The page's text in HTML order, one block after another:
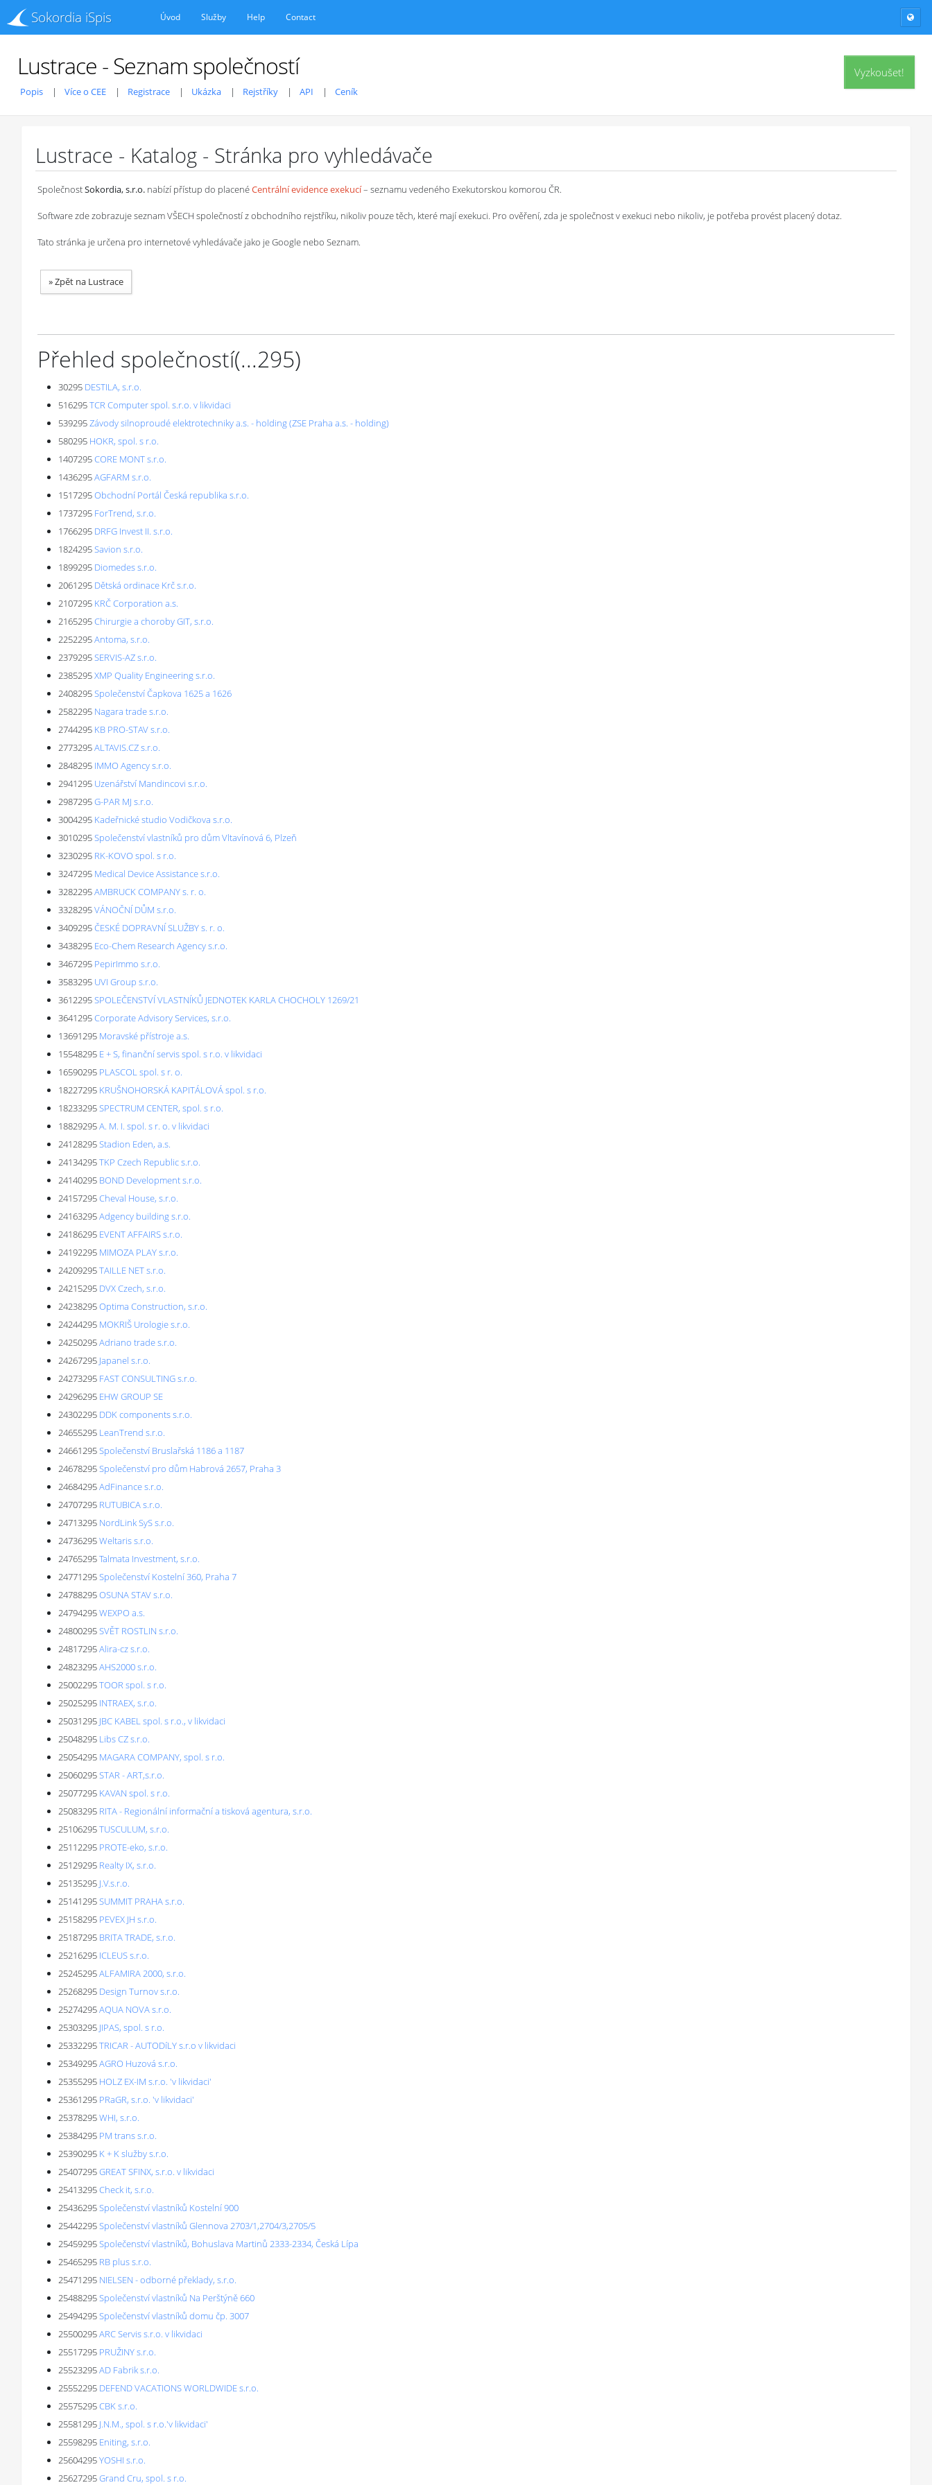
Sokordia iSpis Úvod Služby Help Contact
Vyzkoušet!
Lustrace - Seznam společností
Popis Více o CEE Registrace Ukázka Rejstříky API Ceník
Lustrace - Katalog - Stránka pro vyhledávače
SpolečnostSokordia, s.r.o. nabízí přístup do placenéCentrální evidence exekucí– seznamu vedeného Exekutorskou komorou ČR.
Software zde zobrazuje seznam VŠECH společností z obchodního rejstříku, nikoliv pouze těch, které mají exekuci. Pro ověření, zda je společnost v exekuci nebo nikoliv, je potřeba provést placený dotaz.
Tato stránka je určena pro internetové vyhledávače jako je Google nebo Seznam.
»Zpět na Lustrace
Přehled společností(...295)
30295 DESTILA, s.r.o.
516295TCR Computer spol. s.r.o. v likvidaci
539295Závody silnoproudé elektrotechniky a.s. - holding (ZSE Praha a.s. - holding)
580295 HOKR, spol. s r.o.
1407295CORE MONT s.r.o.
1436295AGFARM s.r.o.
1517295Obchodní Portál Česká republika s.r.o.
1737295 ForTrend, s.r.o.
1766295 DRFG Invest II. s.r.o.
1824295Savion s.r.o.
1899295 Diomedes s.r.o.
2061295 Dětská ordinace Krč s.r.o.
2107295 KRČ Corporation a.s.
2165295Chirurgie a choroby GIT, s.r.o.
2252295Antoma, s.r.o.
2379295SERVIS-AZ s.r.o.
2385295XMP Quality Engineering s.r.o.
2408295Společenství Čapkova 1625 a 1626
2582295 Nagara trade s.r.o.
2744295 KB PRO-STAV s.r.o.
2773295ALTAVIS.CZ s.r.o.
2848295 IMMO Agency s.r.o.
2941295 Uzenářství Mandincovi s.r.o.
2987295G-PAR MJ s.r.o.
3004295 Kadeřnické studio Vodičkova s.r.o.
3010295Společenství vlastníků pro dům Vltavínová 6, Plzeň
3230295 RK-KOVO spol. s r.o.
3247295 Medical Device Assistance s.r.o.
3282295AMBRUCK COMPANY s. r. o.
3328295VÁNOČNÍ DŮM s.r.o.
3409295ČESKÉ DOPRAVNÍ SLUŽBY s. r. o.
3438295 Eco-Chem Research Agency s.r.o.
3467295 PepirImmo s.r.o.
3583295 UVI Group s.r.o.
3612295SPOLEČENSTVÍ VLASTNÍKŮ JEDNOTEK KARLA CHOCHOLY 1269/21
3641295Corporate Advisory Services, s.r.o.
13691295 Moravské přístroje a.s.
15548295 E + S, finanční servis spol. s r.o. v likvidaci
16590295 PLASCOL spol. s r. o.
18227295 KRUŠNOHORSKÁ KAPITÁLOVÁ spol. s r.o.
18233295SPECTRUM CENTER, spol. s r.o.
18829295A. M. I. spol. s r. o. v likvidaci
24128295Stadion Eden, a.s.
24134295TKP Czech Republic s.r.o.
24140295 BOND Development s.r.o.
24157295Cheval House, s.r.o.
24163295Adgency building s.r.o.
24186295 EVENT AFFAIRS s.r.o.
24192295 MIMOZA PLAY s.r.o.
24209295TAILLE NET s.r.o.
24215295 DVX Czech, s.r.o.
24238295Optima Construction, s.r.o.
24244295 MOKRIŠ Urologie s.r.o.
24250295Adriano trade s.r.o.
24267295 Japanel s.r.o.
24273295 FAST CONSULTING s.r.o.
24296295 EHW GROUP SE
24302295 DDK components s.r.o.
24655295 LeanTrend s.r.o.
24661295Společenství Bruslařská 1186 a 1187
24678295Společenství pro dům Habrová 2657, Praha 3
24684295AdFinance s.r.o.
24707295 RUTUBICA s.r.o.
24713295 NordLink SyS s.r.o.
24736295Weltaris s.r.o.
24765295Talmata Investment, s.r.o.
24771295Společenství Kostelní 360, Praha 7
24788295OSUNA STAV s.r.o.
24794295WEXPO a.s.
24800295SVĚT ROSTLIN s.r.o.
24817295Alira-cz s.r.o.
24823295AHS2000 s.r.o.
25002295TOOR spol. s r.o.
25025295 INTRAEX, s.r.o.
25031295 JBC KABEL spol. s r.o., v likvidaci
25048295 Libs CZ s.r.o.
25054295 MAGARA COMPANY, spol. s r.o.
25060295STAR - ART,s.r.o.
25077295 KAVAN spol. s r.o.
25083295 RITA - Regionální informační a tisková agentura, s.r.o.
25106295TUSCULUM, s.r.o.
25112295 PROTE-eko, s.r.o.
25129295 Realty IX, s.r.o.
25135295 J.V.s.r.o.
25141295SUMMIT PRAHA s.r.o.
25158295 PEVEX JH s.r.o.
25187295 BRITA TRADE, s.r.o.
25216295 ICLEUS s.r.o.
25245295ALFAMIRA 2000, s.r.o.
25268295 Design Turnov s.r.o.
25274295AQUA NOVA s.r.o.
25303295 JIPAS, spol. s r.o.
25332295TRICAR - AUTODíLY s.r.o v likvidaci
25349295AGRO Huzová s.r.o.
25355295 HOLZ EX-IM s.r.o. 'v likvidaci'
25361295 PRaGR, s.r.o. 'v likvidaci'
25378295WHI, s.r.o.
25384295 PM trans s.r.o.
25390295 K + K služby s.r.o.
25407295GREAT SFINX, s.r.o. v likvidaci
25413295Check it, s.r.o.
25436295Společenství vlastníků Kostelní 900
25442295Společenství vlastníků Glennova 2703/1,2704/3,2705/5
25459295Společenství vlastníků, Bohuslava Martinů 2333-2334, Česká Lípa
25465295 RB plus s.r.o.
25471295 NIELSEN - odborné překlady, s.r.o.
25488295Společenství vlastníků Na Perštýně 660
25494295Společenství vlastníků domu čp. 3007
25500295ARC Servis s.r.o. v likvidaci
25517295 PRUŽINY s.r.o.
25523295AD Fabrik s.r.o.
25552295 DEFEND VACATIONS WORLDWIDE s.r.o.
25575295CBK s.r.o.
25581295 J.N.M., spol. s r.o.'v likvidaci'
25598295 Eniting, s.r.o.
25604295YOSHI s.r.o.
25627295Grand Cru, spol. s r.o.